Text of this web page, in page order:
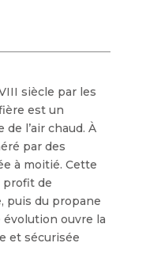
siècle par les
est un
l’air chaud. À
par des
à moitié. Cette
profit de
puis du propane
évolution ouvre la
et sécurisée